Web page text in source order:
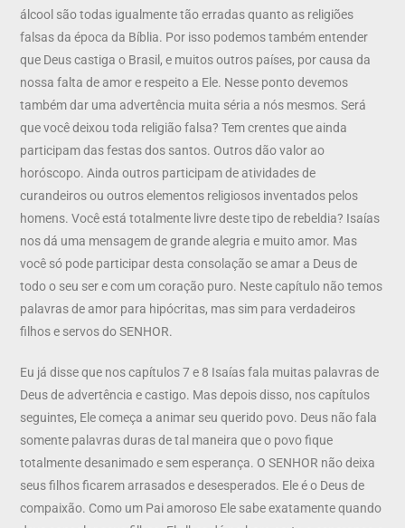
álcool são todas igualmente tão erradas quanto as religiões
falsas da época da Bíblia. Por isso podemos também entender
que Deus castiga o Brasil, e muitos outros países, por causa da
nossa falta de amor e respeito a Ele. Nesse ponto devemos
também dar uma advertência muita séria a nós mesmos. Será
que você deixou toda religião falsa? Tem crentes que ainda
participam das festas dos santos. Outros dão valor ao
horóscopo. Ainda outros participam de atividades de
curandeiros ou outros elementos religiosos inventados pelos
homens. Você está totalmente livre deste tipo de rebeldia? Isaías
nos dá uma mensagem de grande alegria e muito amor. Mas
você só pode participar desta consolação se amar a Deus de
todo o seu ser e com um coração puro. Neste capítulo não temos
palavras de amor para hipócritas, mas sim para verdadeiros
filhos e servos do SENHOR.
Eu já disse que nos capítulos 7 e 8 Isaías fala muitas palavras de
Deus de advertência e castigo. Mas depois disso, nos capítulos
seguintes, Ele começa a animar seu querido povo. Deus não fala
somente palavras duras de tal maneira que o povo fique
totalmente desanimado e sem esperança. O SENHOR não deixa
seus filhos ficarem arrasados e desesperados. Ele é o Deus de
compaixão. Como um Pai amoroso Ele sabe exatamente quando